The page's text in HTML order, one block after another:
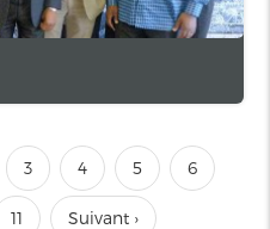
3 4 5 6
11 Suivant ›